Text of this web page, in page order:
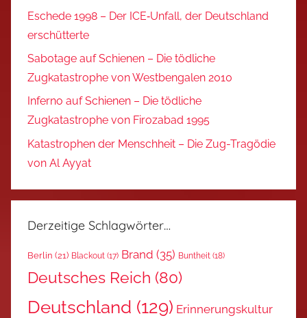
Eschede 1998 – Der ICE‑Unfall, der Deutschland
erschütterte
Sabotage auf Schienen – Die tödliche
Zugkatastrophe von Westbengalen 2010
Inferno auf Schienen – Die tödliche
Zugkatastrophe von Firozabad 1995
Katastrophen der Menschheit – Die Zug-Tragödie
von Al Ayyat
Derzeitige Schlagwörter…
Berlin (21) Blackout (17) Brand (35) Buntheit (18)
Deutsches Reich (80)
Deutschland (129) Erinnerungskultur